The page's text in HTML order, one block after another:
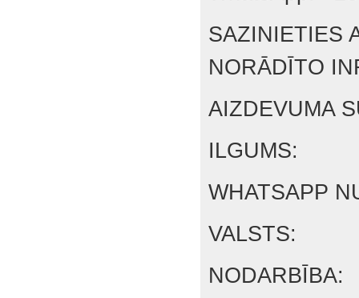
SAZINIETIES
NORĀDĪTO
AIZDEVUMA
ILGUMS:
WHATSAPP
VALSTS:
NODARBĪBA: